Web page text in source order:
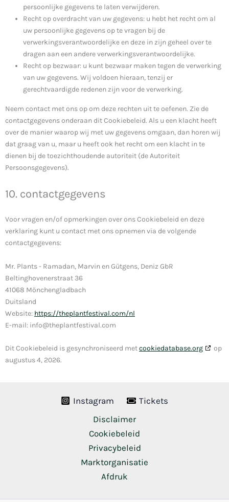
persoonlijke gegevens te laten verwijderen.
Recht op overdracht van uw gegevens: u hebt het recht om al
uw persoonlijke gegevens op te vragen bij de
verwerkingsverantwoordelijke en deze in zijn geheel over te
dragen aan een andere verwerkingsverantwoordelijke.
Recht op bezwaar: u kunt bezwaar maken tegen de verwerking
van uw gegevens. Wij voldoen hieraan, tenzij er
gerechtvaardigde redenen zijn voor de verwerking.
Neem contact met ons op om deze rechten uit te oefenen. Zie de
contactgegevens onderaan dit Cookiebeleid. Als u een klacht heeft
over de manier waarop wij met uw gegevens omgaan, dan horen wij
dat graag van u, maar u heeft ook het recht om een klacht in te
dienen bij de toezichthoudende autoriteit (de Autoriteit
Persoonsgegevens).
10. contactgegevens
Voor vragen en/of opmerkingen over ons Cookiebeleid en deze
verklaring kunt u contact met ons opnemen via de volgende
contactgegevens:
Mr. Plants - Ramadan, Marvin en Gütgens, Deniz GbR
Beltinghovenerstraat 36
41068 Mönchengladbach
Duitsland
Website: https://theplantfestival.com/nl
E-mail: info@theplantfestival.com
Dit Cookiebeleid is gesynchroniseerd metcookiedatabase.org
op
augustus 4, 2026.
Instagram
Tickets
Disclaimer
Cookiebeleid
Privacybeleid
Marktorganisatie
Afdruk